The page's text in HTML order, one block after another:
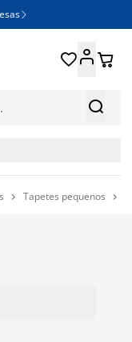


 
 Tapetes pequenos 